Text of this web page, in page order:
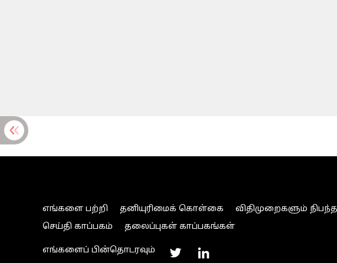
எங்களை பற்றி தனியுரிமைக் கொள்கை விதிமுறைகளும்
செய்தி காப்பகம்
தலைப்புகள் காப்பகங்கள்
எங்களைப் பின்தொடரவும்